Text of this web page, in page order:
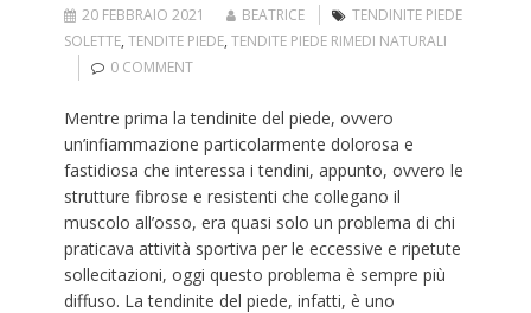
20 FEBBRAIO 2021 BEATRICE
TENDINITE PIEDE
SOLETTE, TENDITE PIEDE, TENDITE PIEDE RIMEDI NATURALI
0 COMMENT
Mentre prima la tendinite del piede, ovvero
un’infiammazione particolarmente dolorosa e
fastidiosa che interessa i tendini, appunto, ovvero le
strutture fibrose e resistenti che collegano il
muscolo all’osso, era quasi solo un problema di chi
praticava attività sportiva per le eccessive e ripetute
sollecitazioni, oggi questo problema è sempre più
diffuso. La tendinite del piede, infatti, è uno